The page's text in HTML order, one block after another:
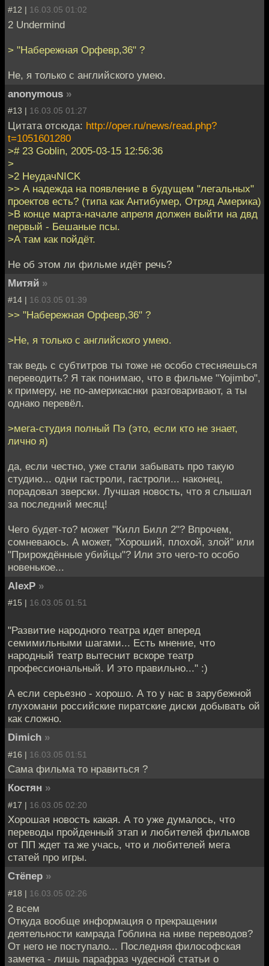
#12 | 16.03.05 01:02
2 Undermind
> "Набережная Орфевр,36" ?
Не, я только с английского умею.
anonymous »
#13 | 16.03.05 01:27
Цитата отсюда: http://oper.ru/news/read.php?
t=1051601280
># 23 Goblin, 2005-03-15 12:56:36
>
>2 НеудачNICK
>> А надежда на появление в будущем "легальных"
проектов есть? (типа как Антибумер, Отряд Америка)
>В конце марта-начале апреля должен выйти на двд
первый - Бешаные псы.
>А там как пойдёт.
Не об этом ли фильме идёт речь?
Митяй »
#14 | 16.03.05 01:39
>> "Набережная Орфевр,36" ?
>Не, я только с английского умею.
так ведь с субтитров ты тоже не особо стесняешься
переводить? Я так понимаю, что в фильме "Yojimbo",
к примеру, не по-америкаснки разговаривают, а ты
однако перевёл.
>мега-студия полный Пэ (это, если кто не знает,
лично я)
да, если честно, уже стали забывать про такую
студию... одни гастроли, гастроли... наконец,
порадовал зверски. Лучшая новость, что я слышал
за последний месяц!
Чего будет-то? может "Килл Билл 2"? Впрочем,
сомневаюсь. А может, "Хороший, плохой, злой" или
"Прирождённые убийцы"? Или это чего-то особо
новенькое...
AlexP »
#15 | 16.03.05 01:51
"Развитие народного театра идет вперед
семимильными шагами... Есть мнение, что
народный театр вытеснит вскоре театр
профессиональный. И это правильно..." :)
А если серьезно - хорошо. А то у нас в зарубежной
глухомани российские пиратские диски добывать ой
как сложно.
Dimich »
#16 | 16.03.05 01:51
Сама фильма то нравиться ?
Костян »
#17 | 16.03.05 02:20
Хорошая новость какая. А то уже думалось, что
переводы пройденный этап и любителей фильмов
от ПП ждет та же учась, что и любителей мега
статей про игры.
Стёпер »
#18 | 16.03.05 02:26
2 всем
Откуда вообще информация о прекращении
деятельности камрада Гоблина на ниве переводов?
От него не поступало... Последняя философская
заметка - лишь парафраз чудесной статьи о